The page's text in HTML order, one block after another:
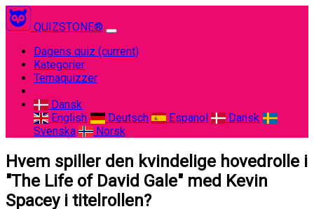
QUIZSTONE®
Dagens quiz (current)
Kategorier
Temaquizzer
Dansk
English
Deutsch Espanol
Dansk
Svenska
Norsk
Hvem spiller den kvindelige hovedrolle i
"The Life of David Gale" med Kevin
Spacey i titelrollen?